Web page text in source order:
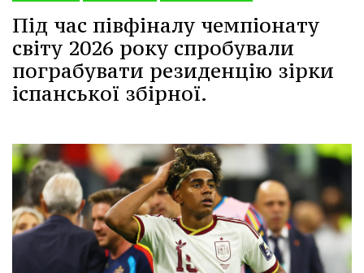
Під час півфіналу чемпіонату
світу 2026 року спробували
пограбувати резиденцію зірки
іспанської збірної.